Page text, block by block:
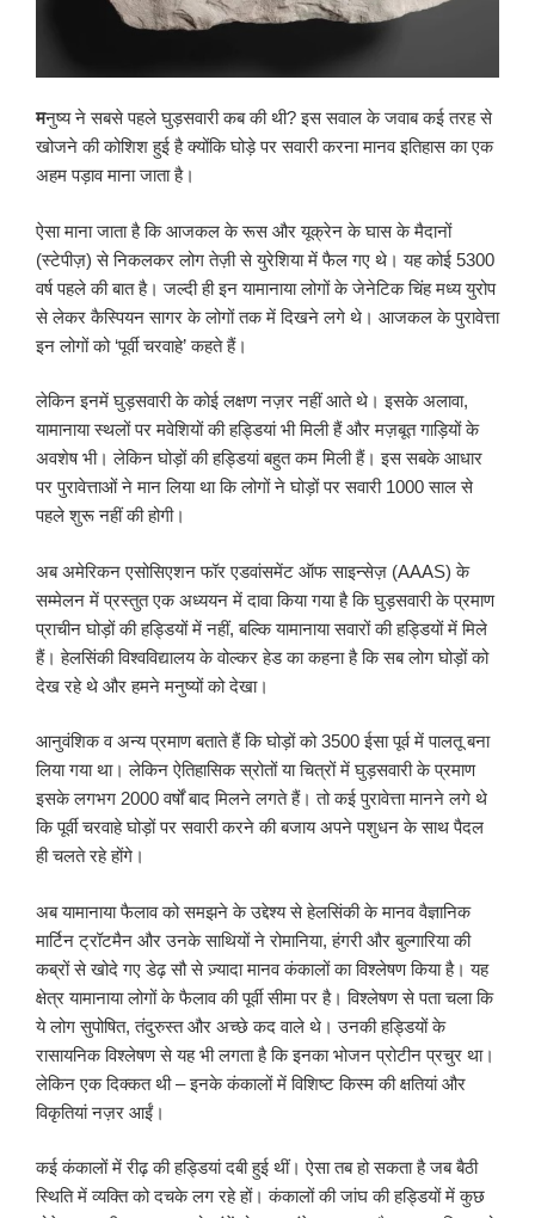
मनुष्य ने सबसे पहले घुड़सवारी कब की थी? इस सवाल के जवाब कई तरह से
खोजने की कोशिश हुई है क्योंकि घोड़े पर सवारी करना मानव इतिहास का एक
अहम पड़ाव माना जाता है।
ऐसा माना जाता है कि आजकल के रूस और यूक्रेन के घास के मैदानों
(स्टेपीज़) से निकलकर लोग तेज़ी से युरेशिया में फैल गए थे। यह कोई 5300
वर्ष पहले की बात है। जल्दी ही इन यामानाया लोगों के जेनेटिक चिंह मध्य युरोप
से लेकर कैस्पियन सागर के लोगों तक में दिखने लगे थे। आजकल के पुरावेत्ता
इन लोगों को ‘पूर्वी चरवाहे’ कहते हैं।
लेकिन इनमें घुड़सवारी के कोई लक्षण नज़र नहीं आते थे। इसके अलावा,
यामानाया स्थलों पर मवेशियों की हड्डियां भी मिली हैं और मज़बूत गाड़ियों के
अवशेष भी। लेकिन घोड़ों की हड्डियां बहुत कम मिली हैं। इस सबके आधार
पर पुरावेत्ताओं ने मान लिया था कि लोगों ने घोड़ों पर सवारी 1000 साल से
पहले शुरू नहीं की होगी।
अब अमेरिकन एसोसिएशन फॉर एडवांसमेंट ऑफ साइन्सेज़ (AAAS) के
सम्मेलन में प्रस्तुत एक अध्ययन में दावा किया गया है कि घुड़सवारी के प्रमाण
प्राचीन घोड़ों की हड्डियों में नहीं, बल्कि यामानाया सवारों की हड्डियों में मिले
हैं। हेलसिंकी विश्वविद्यालय के वोल्कर हेड का कहना है कि सब लोग घोड़ों को
देख रहे थे और हमने मनुष्यों को देखा।
आनुवंशिक व अन्य प्रमाण बताते हैं कि घोड़ों को 3500 ईसा पूर्व में पालतू बना
लिया गया था। लेकिन ऐतिहासिक स्रोतों या चित्रों में घुड़सवारी के प्रमाण
इसके लगभग 2000 वर्षों बाद मिलने लगते हैं। तो कई पुरावेत्ता मानने लगे थे
कि पूर्वी चरवाहे घोड़ों पर सवारी करने की बजाय अपने पशुधन के साथ पैदल
ही चलते रहे होंगे।
अब यामानाया फैलाव को समझने के उद्देश्य से हेलसिंकी के मानव वैज्ञानिक
मार्टिन ट्रॉटमैन और उनके साथियों ने रोमानिया, हंगरी और बुल्गारिया की
कब्रों से खोदे गए डेढ़ सौ से ज़्यादा मानव कंकालों का विश्लेषण किया है। यह
क्षेत्र यामानाया लोगों के फैलाव की पूर्वी सीमा पर है। विश्लेषण से पता चला कि
ये लोग सुपोषित, तंदुरुस्त और अच्छे कद वाले थे। उनकी हड्डियों के
रासायनिक विश्लेषण से यह भी लगता है कि इनका भोजन प्रोटीन प्रचुर था।
लेकिन एक दिक्कत थी – इनके कंकालों में विशिष्ट किस्म की क्षतियां और
विकृतियां नज़र आईं।
कई कंकालों में रीढ़ की हड्डियां दबी हुई थीं। ऐसा तब हो सकता है जब बैठी
स्थिति में व्यक्ति को दचके लग रहे हों। कंकालों की जांघ की हड्डियों में कुछ